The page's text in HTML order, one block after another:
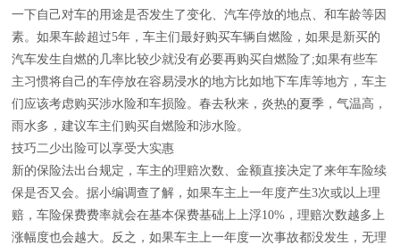
一下自己对车的用途是否发生了变化、汽车停放的地点、和车龄等因
素。如果车龄超过5年，车主们最好购买车辆自燃险，如果是新买的
汽车发生自燃的几率比较少就没有必要再购买自燃险了;如果有些车
主习惯将自己的车停放在容易浸水的地方比如地下车库等地方，车主
们应该考虑购买涉水险和车损险。春去秋来，炎热的夏季，气温高，
雨水多，建议车主们购买自燃险和涉水险。
技巧二少出险可以享受大实惠
新的保险法出台规定，车主的理赔次数、金额直接决定了来年车险续
保是否又会。据小编调查了解，如果车主上一年度产生3次或以上理
赔，车险保费费率就会在基本保费基础上上浮10%，理赔次数越多上
涨幅度也会越大。反之，如果车主上一年度一次事故都没发生，无理